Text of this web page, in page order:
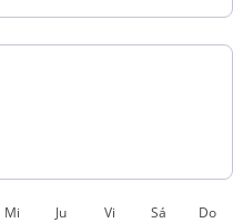
Mi Ju Vi Sá Do